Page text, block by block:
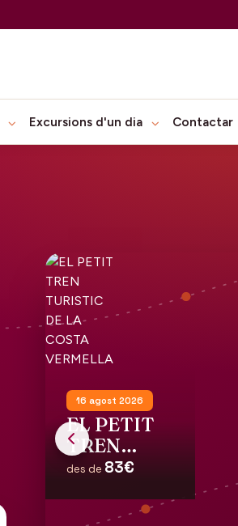
Excursions d'un dia Contactar
16 agost 2026
EL PETIT
TREN
TURISTIC
COSTA
des de 83€